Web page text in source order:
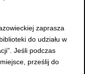
zaprasza
do udziału w
Jeśli podczas
prześlij do